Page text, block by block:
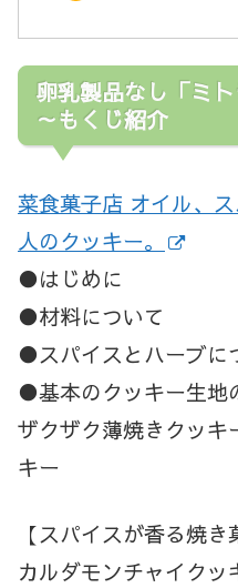
卵乳製品なし「ミ
～もくじ紹介
菜食菓子店 オイル、
人のクッキー。
●はじめに
●材料について
●スパイスとハーブに
●基本のクッキー生地
ザクザク薄焼きクッキ
キー
【スパイスが香る焼き
カルダモンチャイク